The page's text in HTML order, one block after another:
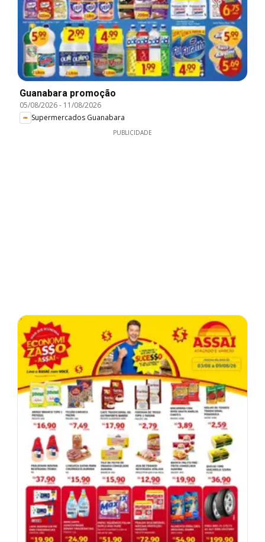
Guanabara promoção
05/08/2026- 11/08/2026
Supermercados Guanabara
PUBLICIDADE